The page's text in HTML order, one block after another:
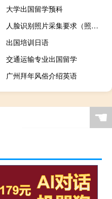
大学出国留学预科
人脸识别照片采集要求（照片人脸识别软件）
出国培训日语
交通运输专业出国留学
广州拜年风俗介绍英语
☚